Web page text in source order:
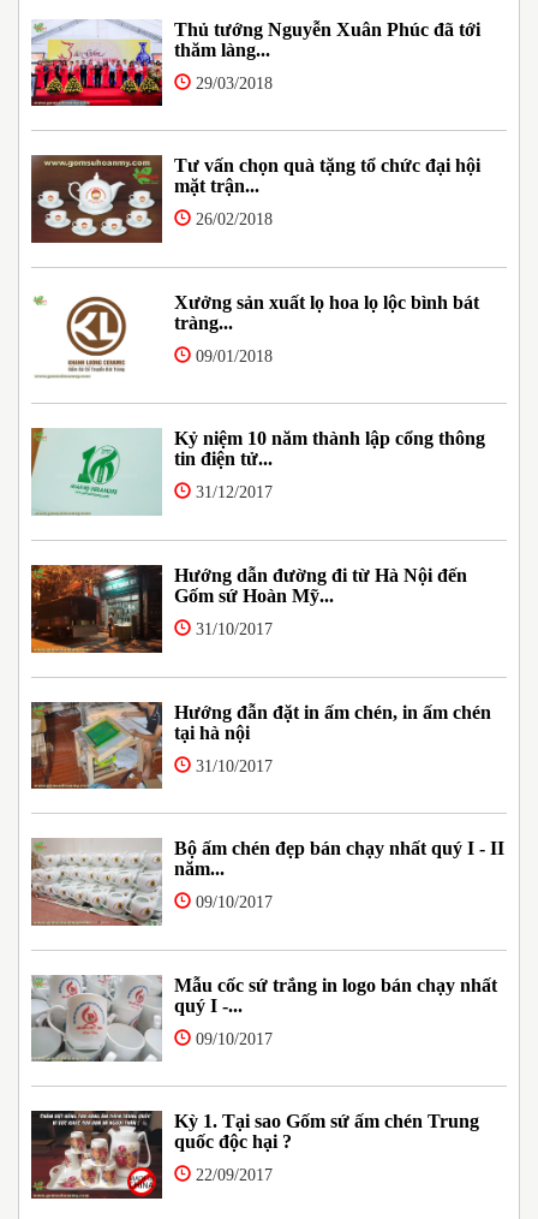
Thủ tướng Nguyễn Xuân Phúc đã tới
thăm làng...
29/03/2018
Tư vấn chọn quà tặng tổ chức đại hội
mặt trận...
26/02/2018
Xưởng sản xuất lọ hoa lọ lộc bình bát
tràng...
09/01/2018
Kỷ niệm 10 năm thành lập cổng thông
tin điện tử...
31/12/2017
Hướng dẫn đường đi từ Hà Nội đến
Gốm sứ Hoàn Mỹ...
31/10/2017
Hướng đẫn đặt in ấm chén, in ấm chén
tại hà nội
31/10/2017
Bộ ấm chén đẹp bán chạy nhất quý I - II
năm...
09/10/2017
Mẫu cốc sứ trắng in logo bán chạy nhất
quý I -...
09/10/2017
Kỳ 1. Tại sao Gốm sứ ấm chén Trung
quốc độc hại ?
22/09/2017